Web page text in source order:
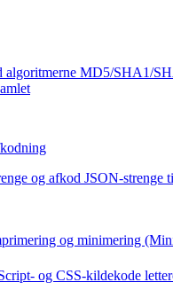
algoritmerne MD5/SHA1/
og afkod JSON-strenge
og minimering
og CSS-kildekode